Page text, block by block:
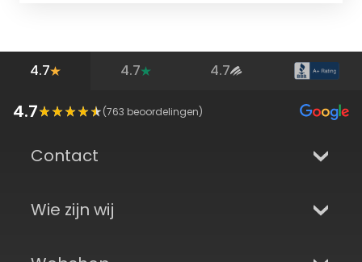
4.7 4.7 4.7
4.7 (763 beoordelingen)
Contact
Wie zijn wij